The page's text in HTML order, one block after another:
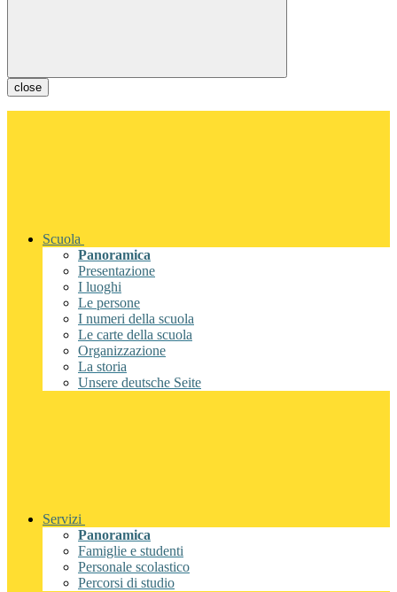
close
Scuola
Panoramica
Presentazione
I luoghi
Le persone
I numeri della scuola
Le carte della scuola
Organizzazione
La storia
Unsere deutsche Seite
Servizi
Panoramica
Famiglie e studenti
Personale scolastico
Percorsi di studio